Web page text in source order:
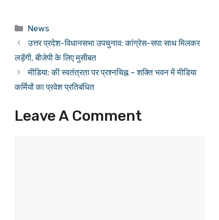
Categories
News
उत्तर प्रदेश-विधानसभा उपचुनाव: कांग्रेस-सपा साथ मिलकर
लड़ेंगी, बीजेपी के लिए मुसीबत
मीडिया: की स्वतंत्रता पर प्रश्नचिह्न – शक्ति भवन में मीडिया
कर्मियों का प्रवेश प्रतिबंधित
Leave A Comment